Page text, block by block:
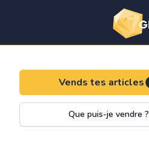
Vends tes articles
Que puis-je vendre ?